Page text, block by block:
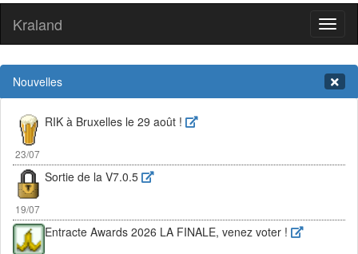
Kraland
Nouvelles
23/07
RIK à Bruxelles le 29 août !
19/07
Sortie de la V7.0.5
Entracte Awards 2026 LA FINALE, venez voter !